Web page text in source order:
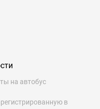
на автобус
в